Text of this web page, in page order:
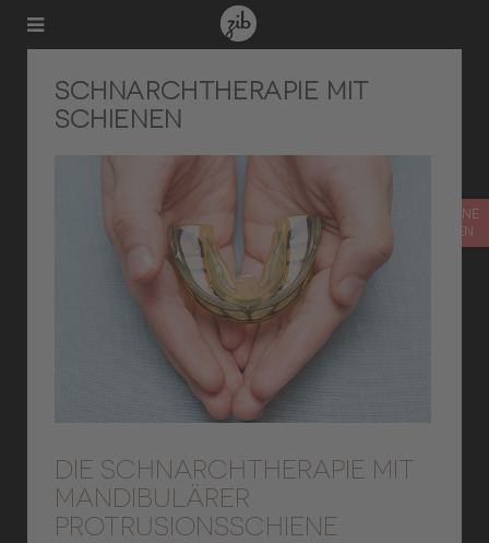
TERMIN ONLINE
VEREINBAREN
SCHNARCHTHERAPIE MIT
SCHIENEN
DIE SCHNARCHTHERAPIE MIT
MANDIBULÄRER
PROTRUSIONSSCHIENE